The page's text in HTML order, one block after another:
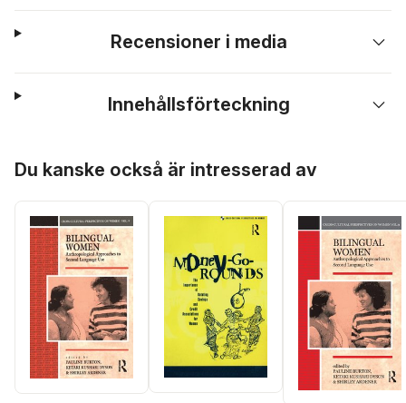
Recensioner i media
Innehållsförteckning
Du kanske också är intresserad av